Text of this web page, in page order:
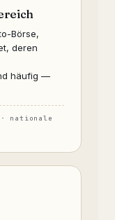
Börse,
deren
häufig —
· nationale